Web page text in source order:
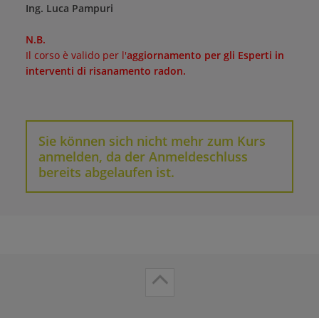
Ing. Luca Pampuri
N.B.
Il corso è valido per l'aggiornamento per gli Esperti in
interventi di risanamento radon.
Sie können sich nicht mehr zum Kurs
anmelden, da der Anmeldeschluss
bereits abgelaufen ist.